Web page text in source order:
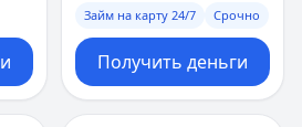
Займ на карту 24/7 Срочно
Получить деньги